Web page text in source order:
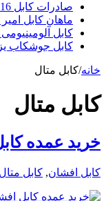
صادرات کابل 16+70+120*3 ABC هوایی بهترین قیمت ایران
ماهان کابل امیر 35*2 آلومینیومی دفتر فروش لاله زار
کابل آلومینیومی سمنان 16*4 پی وی
کابل جوشکاب یزد 50*1 لاستیکی نمایندگی
خانه/کابل متال
کابل متال
خرید عمده
کابل افشان, کابل متال